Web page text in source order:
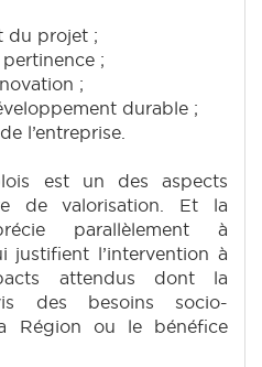
du projet ;
;
;
durable ;
l’entreprise.
est un des aspects
de valorisation. Et la
parallèlement à
justifient l’intervention à
attendus dont la
des besoins socio-
Région ou le bénéfice